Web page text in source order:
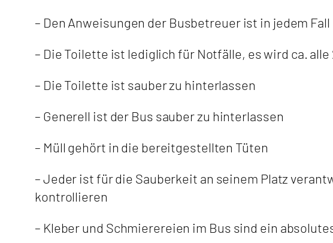
– Den Anweisungen der Busbetreuer ist in jedem
– Die Toilette ist lediglich für Notfälle, es wird ca.
– Die Toilette ist sauber zu hinterlassen
– Generell ist der Bus sauber zu hinterlassen
– Müll gehört in die bereitgestellten Tüten
– Jeder ist für die Sauberkeit an seinem Platz
kontrollieren
– Kleber und Schmierereien im Bus sind ein